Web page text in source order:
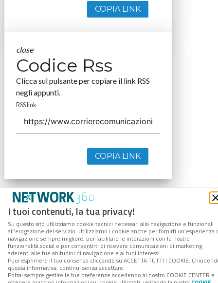
I tuoi contenuti, la tua privacy!
Su questo sito utilizziamo cookie tecnici necessari alla navigazione e funzionali
all’erogazione del servizio. Utilizziamo i cookie anche per fornirti un’esperienza
navigazione sempre migliore, per facilitare le interazioni con le nostre
funzionalità social e per consentirti di ricevere comunicazioni di marketing
aderenti alle tue abitudini di navigazione e ai tuoi interessi.
Puoi esprimere il tuo consenso cliccando su ACCETTA TUTTI I COOKIE.
questa informativa, continui senza accettare.
Potrai sempre gestire le tue preferenze accedendo al nostro COOKIE CENTER e
COPIA LINK
close
Codice Rss
Clicca sul pulsante per copiare il link RSS
negli appunti.
RSS link
COPIA LINK